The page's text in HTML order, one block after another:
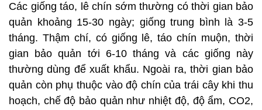
Các giống táo, lê chín sớm thường có thời gian bảo
quản khoảng 15-30 ngày; giống trung bình là 3-5
tháng. Thậm chí, có giống lê, táo chín muộn, thời
gian bảo quản tới 6-10 tháng và các giống này
thường dùng để xuất khẩu. Ngoài ra, thời gian bảo
quản còn phụ thuộc vào độ chín của trái cây khi thu
hoạch, chế độ bảo quản như nhiệt độ, độ ẩm, CO2,